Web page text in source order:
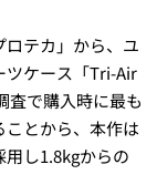
テカ」から、ユ
ツケース「Tri-Air
査で購入時に最も
とから、本作は
し1.8kgからの